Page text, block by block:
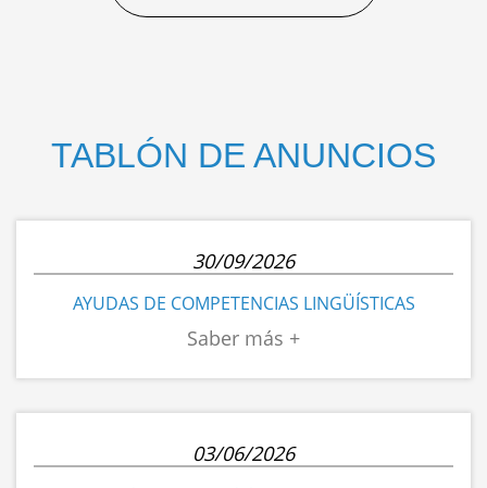
TABLÓN DE ANUNCIOS
30/09/2026
AYUDAS DE COMPETENCIAS LINGÜÍSTICAS
03/06/2026